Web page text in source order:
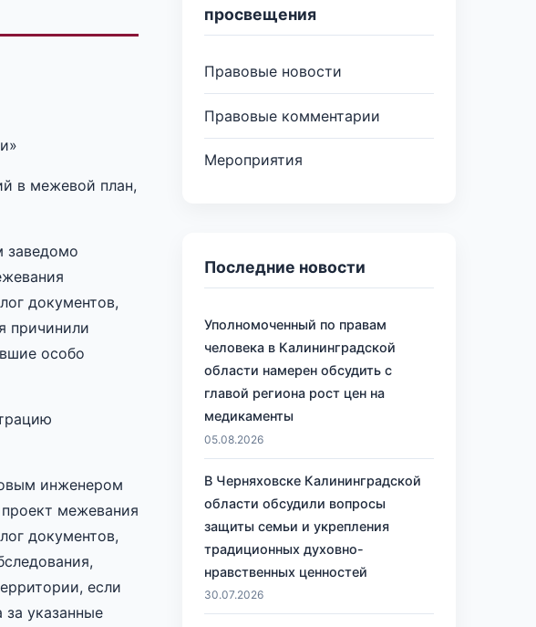
в межевой план,
заведомо
документов,
причинили
особо
инженером
межевания
документов,
если
указанные
просвещения
Правовые новости
Правовые комментарии
Мероприятия
Последние новости
Уполномоченный по правам
человека в Калининградской
области намерен обсудить с
главой региона рост цен на
медикаменты
05.08.2026
В Черняховске Калининградской
области обсудили вопросы
защиты семьи и укрепления
традиционных духовно-
нравственных ценностей
30.07.2026